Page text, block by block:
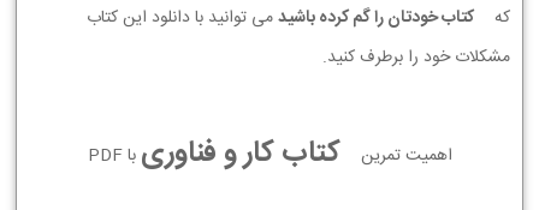
که
کتاب خودتان را گم کرده باشیدمی توانید با دانلود این کتاب
مشکلات خود را برطرف کنید.
اهمیت تمرین کتاب کار و فناوری با PDF